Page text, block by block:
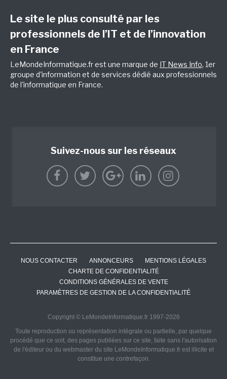
Le site le plus consulté par les
professionnels de l’IT et de l’innovation
en France
LeMondeInformatique.fr est une marque de IT News Info, 1er
groupe d'information et de services dédié aux professionnels
de l'informatique en France.
Suivez-nous sur les réseaux
NOUS CONTACTER ANNONCEURS
MENTIONS LÉGALES
CHARTE DE CONFIDENTIALITÉ
CONDITIONS GÉNÉRALES DE VENTE
PARAMÈTRES DE GESTION DE LA CONFIDENTIALITÉ
Copyright © LeMondeInformatique.fr 1997-2026
Toute reproduction ou représentation intégrale ou partielle, par quelque
procédé que ce soit, des pages publiées sur ce site, faite sans l'autorisation
de l'éditeur ou du webmaster du site LeMondeInformatique.fr est illicite et
constitue une contrefaçon.